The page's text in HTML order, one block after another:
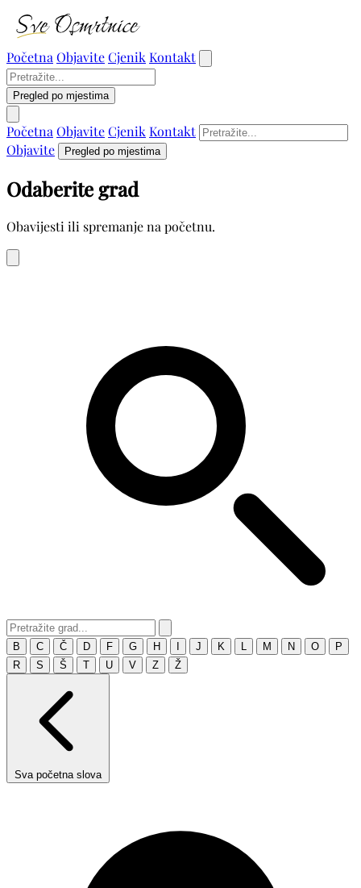
Početna ObjaviteCjenik Kontakt
Pregled po mjestima
Početna ObjaviteCjenik Kontakt
Objavite
Pregled po mjestima
Odaberite grad
Obavijesti ili spremanje na početnu.
B C Č D F G H J K M N O
P
R
S Š T U V Z Ž
Sva početna slova